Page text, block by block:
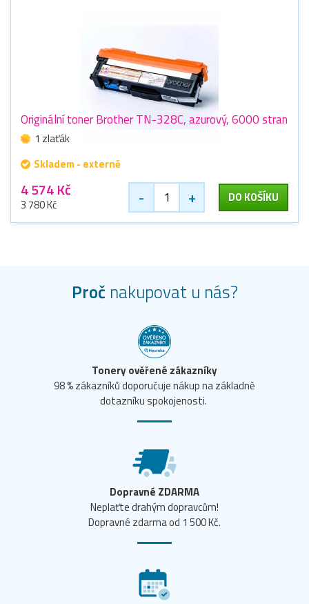
Originální toner Brother TN-328C, azurový, 6000 stran
1 zlaťák
Skladem - externě
4 574 Kč
3 780 Kč - + DO KOŠÍKU
Proč nakupovat u nás?
Tonery ověřené zákazníky
98 % zákazníků doporučuje nákup na základně
dotazníku spokojenosti.
Dopravné ZDARMA
Neplaťte drahým dopravcům!
Dopravné zdarma od 1 500 Kč.